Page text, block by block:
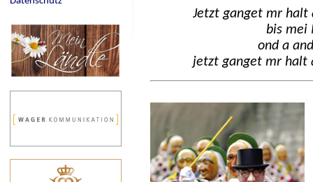
Jetzt ganget mr halt
bis mei
ond a
jetzt ganget mr halt